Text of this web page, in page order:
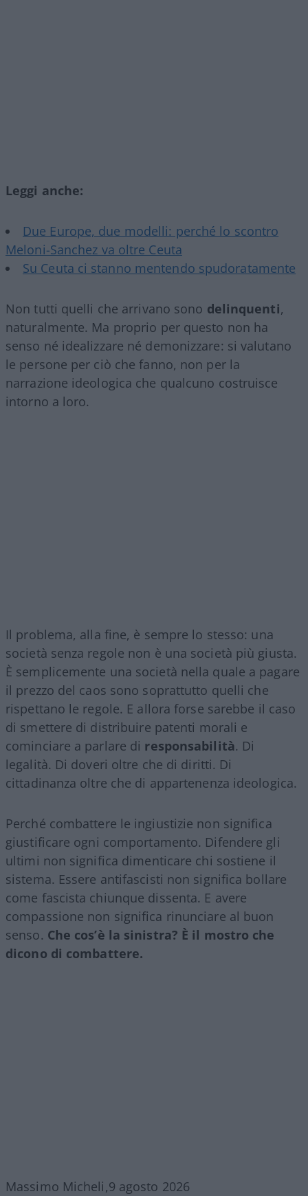
Leggi anche:
Due Europe, due modelli: perché lo scontro
Meloni-Sanchez va oltre Ceuta
Su Ceuta ci stanno mentendo spudoratamente
Non tutti quelli che arrivano sono delinquenti,
naturalmente. Ma proprio per questo non ha
senso né idealizzare né demonizzare: si valutano
le persone per ciò che fanno, non per la
narrazione ideologica che qualcuno costruisce
intorno a loro.
Il problema, alla fine, è sempre lo stesso: una
società senza regole non è una società più giusta.
È semplicemente una società nella quale a pagare
il prezzo del caos sono soprattutto quelli che
rispettano le regole. E allora forse sarebbe il caso
di smettere di distribuire patenti morali e
cominciare a parlare di responsabilità. Di
legalità. Di doveri oltre che di diritti. Di
cittadinanza oltre che di appartenenza ideologica.
Perché combattere le ingiustizie non significa
giustificare ogni comportamento. Difendere gli
ultimi non significa dimenticare chi sostiene il
sistema. Essere antifascisti non significa bollare
come fascista chiunque dissenta. E avere
compassione non significa rinunciare al buon
senso. Che cos’è la sinistra? È il mostro che
dicono di combattere.
Massimo Micheli,9 agosto 2026